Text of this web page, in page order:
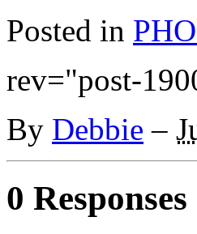
Posted in
rev="post-
By Debbie –
0 Responses